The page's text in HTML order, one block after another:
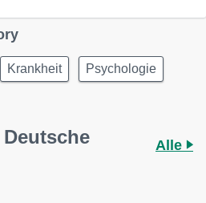
Krankheit Psychologie
Alle